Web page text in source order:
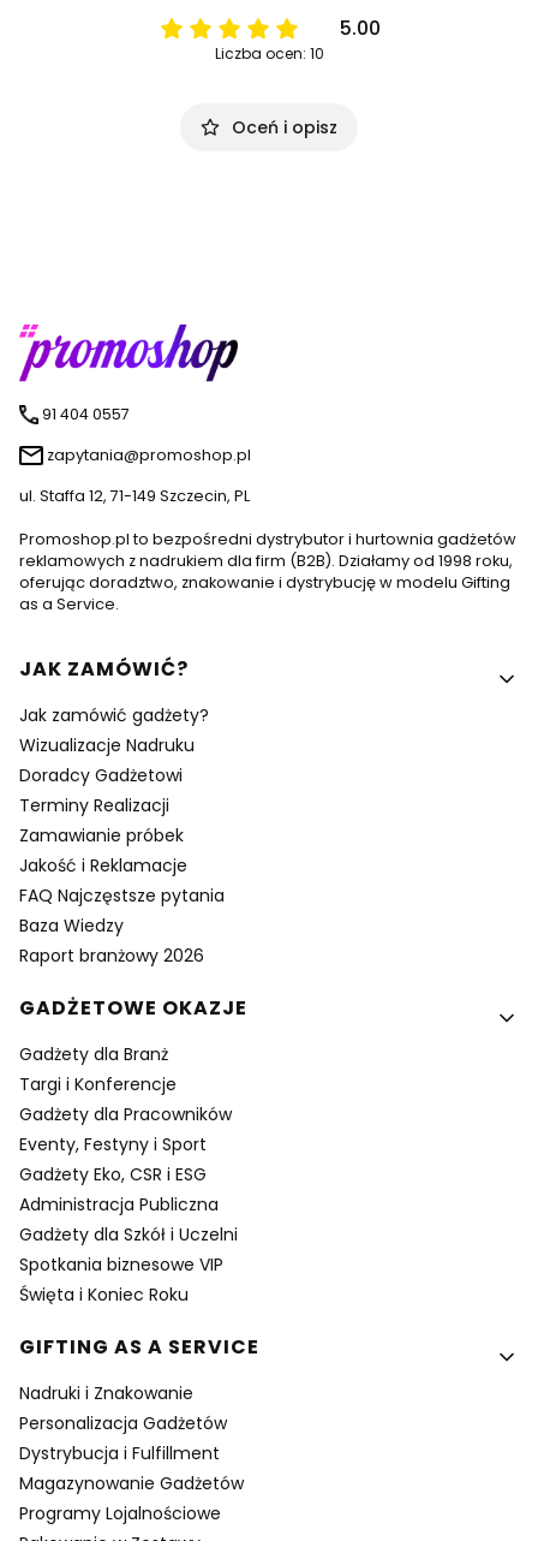
5.00
Liczba ocen: 10
Oceń i opisz
91 404 0557
zapytania@promoshop.pl
ul. Staffa 12, 71-149 Szczecin, PL
Promoshop.pl to bezpośredni dystrybutor i hurtownia gadżetów
reklamowych z nadrukiem dla firm (B2B). Działamy od 1998 roku,
oferując doradztwo, znakowanie i dystrybucję w modelu Gifting
as a Service.
Linki w stopce
JAK ZAMÓWIĆ?
Jak zamówić gadżety?
Wizualizacje Nadruku
Doradcy Gadżetowi
Terminy Realizacji
Zamawianie próbek
Jakość i Reklamacje
FAQ Najczęstsze pytania
Baza Wiedzy
Raport branżowy 2026
GADŻETOWE OKAZJE
Gadżety dla Branż
Targi i Konferencje
Gadżety dla Pracowników
Eventy, Festyny i Sport
Gadżety Eko, CSR i ESG
Administracja Publiczna
Gadżety dla Szkół i Uczelni
Spotkania biznesowe VIP
Święta i Koniec Roku
GIFTING AS A SERVICE
Nadruki i Znakowanie
Personalizacja Gadżetów
Dystrybucja i Fulfillment
Magazynowanie Gadżetów
Programy Lojalnościowe